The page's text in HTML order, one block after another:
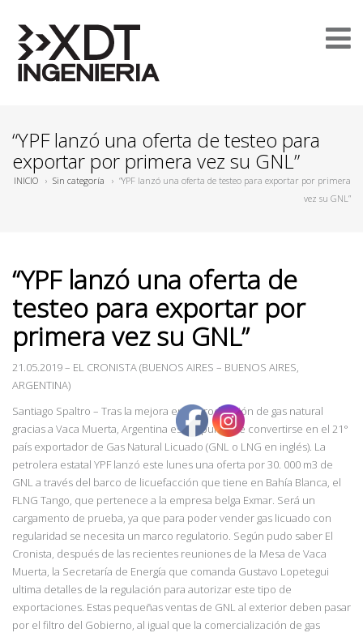
“YPF lanzó una oferta de testeo para
exportar por primera vez su GNL”
INICIO › Sin categoría › “YPF lanzó una oferta de testeo para exportar por primera
vez su GNL”
“YPF lanzó una oferta de
testeo para exportar por
primera vez su GNL”
21.05.2019– EL CRONISTA (BUENOS AIRES – BUENOS AIRES,
ARGENTINA)
Santiago Spaltro – Tras la mejora en la producción de gas natural
gracias a Vaca Muerta, Argentina está a punto de convertirse en el 21°
país exportador de Gas Natural Licuado (GNL o LNG en inglés). La
petrolera estatal YPF lanzó este lunes una oferta por 30. 000 m3 de
GNL a través del barco de licuefacción que tiene en Bahía Blanca, el
FLNG Tango, que pertenece a la empresa belga Exmar. Será un
cargamento de prueba, ya que para poder vender gas licuado con
regularidad se necesita un marco regulatorio. Según pudo saber El
Cronista, después de las recientes reuniones de la Mesa de Vaca
Muerta, la Secretaría de Energía que comanda Gustavo Lopetegui
ultima detalles de la regulación para autorizar este tipo de
exportaciones. Estas pequeñas ventas de GNL al exterior deben pasar
por el filtro del Gobierno, al igual que la comercialización de gas